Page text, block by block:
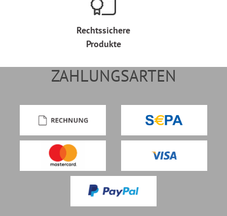
Rechtssichere
Produkte
ZAHLUNGSARTEN